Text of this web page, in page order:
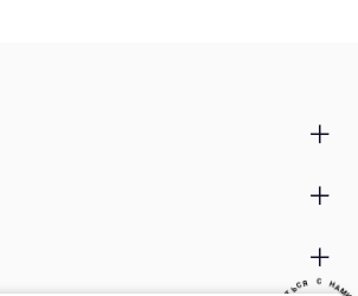
С
НА МИ ●
C
Подарки Игрушки